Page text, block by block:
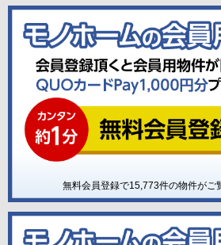
無料会員登録で15,773件の物件がご